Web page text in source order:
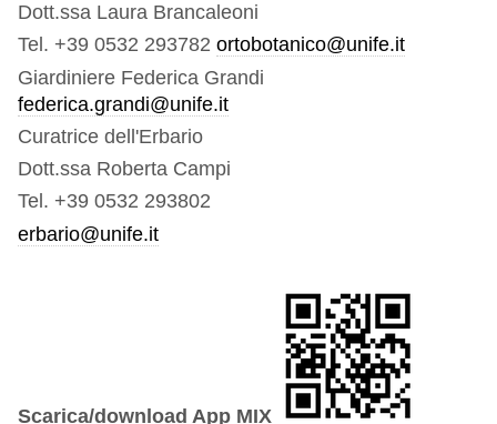
Dott.ssa Laura Brancaleoni
Tel. +39 0532 293782 ortobotanico@unife.it
Giardiniere Federica Grandi
federica.grandi@unife.it
Curatrice dell'Erbario
Dott.ssa Roberta Campi
Tel. +39 0532 293802
erbario@unife.it
Scarica/download App MIX